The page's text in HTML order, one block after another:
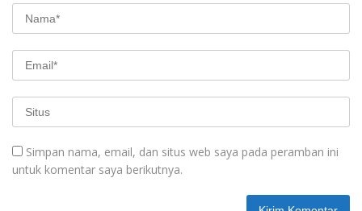
Simpan nama, email, dan situs web saya pada peramban ini
untuk komentar saya berikutnya.